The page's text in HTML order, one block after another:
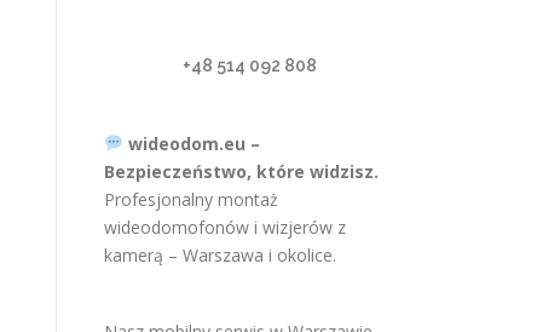
+48 514 092 808
wideodom.eu –
Bezpieczeństwo, które widzisz.
Profesjonalny montaż
wideodomofonów i wizjerów z
kamerą – Warszawa i okolice.